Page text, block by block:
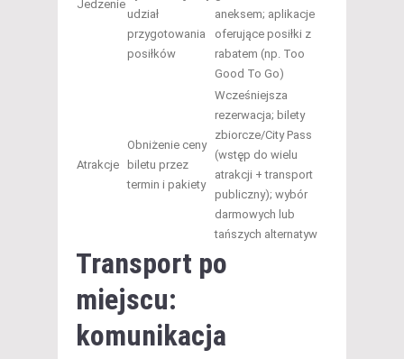
Jedzenie
udział
przygotowania
posiłków
aneksem; aplikacje
oferujące posiłki z
rabatem (np. Too
Good To Go)
Atrakcje
Obniżenie ceny
biletu przez
termin i pakiety
Wcześniejsza
rezerwacja; bilety
zbiorcze/City Pass
(wstęp do wielu
atrakcji + transport
publiczny); wybór
darmowych lub
tańszych alternatyw
Transport po
miejscu:
komunikacja